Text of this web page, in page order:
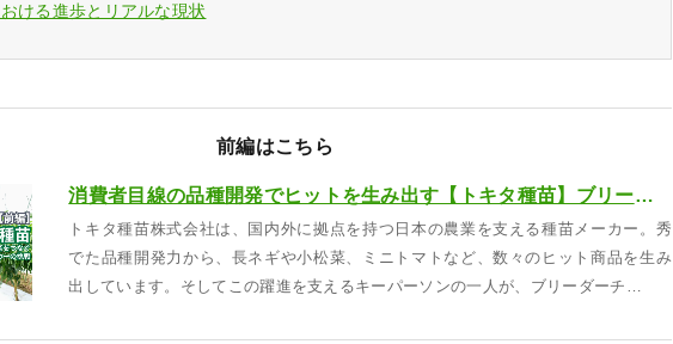
ける進歩とリアルな現状
前編はこちら
消費者目線の品種開発でヒットを生み出す【トキタ種苗】ブリーダーチーフにインタビュー【種苗メーカー探訪記Vol.5｜前編】
トキタ種苗株式会社は、国内外に拠点を持つ日本の農業を支える種苗メーカー。秀
でた品種開発力から、長ネギや小松菜、ミニトマトなど、数々のヒット商品を生み
出しています。そしてこの躍進を支えるキーパーソンの一人が、ブリーダーチ…